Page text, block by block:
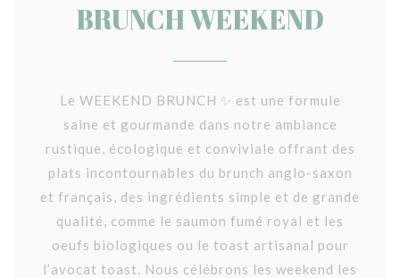
BRUNCH WEEKEND
Le WEEKEND BRUNCH ✨ est une formule
saine et gourmande dans notre ambiance
rustique, écologique et conviviale offrant des
plats incontournables du brunch anglo-saxon
et français, des ingrédients simple et de grande
qualité, comme le saumon fumé royal et les
oeufs biologiques ou le toast artisanal pour
l’avocat toast. Nous célébrons les weekend les